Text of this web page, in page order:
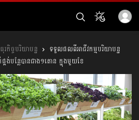
ធុរកិច្ចបរិយាបន្ន
ទទួលផលពីអាជីវកម្មបរិយាបន្ន
បន្លែបានជាង១តោន ក្នុងមួយខែ